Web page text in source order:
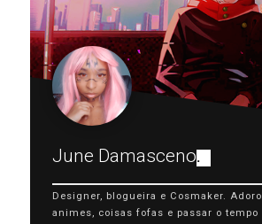
June Damasceno.
Designer, blogueira e Cosmaker. Adoro
animes, coisas fofas e passar o tempo